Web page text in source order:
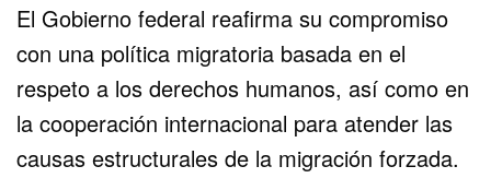
El Gobierno federal reafirma su compromiso
con una política migratoria basada en el
respeto a los derechos humanos, así como en
la cooperación internacional para atender las
causas estructurales de la migración forzada.